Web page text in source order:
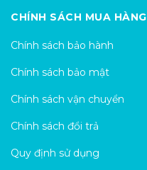
CHÍNH SÁCH MUA HÀNG
Chính sách bảo hành
Chính sách bảo mật
Chính sách vận chuyển
Chính sách đổi trả
Quy định sử dụng